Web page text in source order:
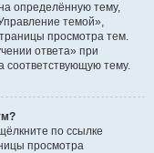
определённую тему,
темой»,
просмотра тем.
ответа» при
соответствующую тему.
по ссылке
просмотра